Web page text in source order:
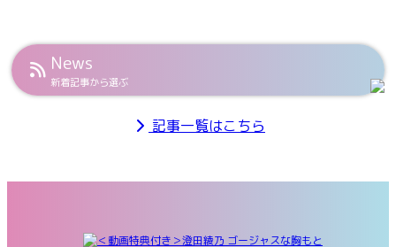
News
新着記事から選ぶ
記事一覧はこちら